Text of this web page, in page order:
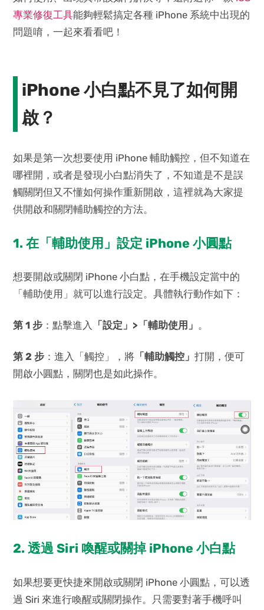
專業修復工具能夠輕鬆搞定各種 iPhone 系統中出現的
問題唷，一起來看看吧！
iPhone 小白點不見了如何開
啟？
如果是第一次想要使用 iPhone 輔助觸控，但不知道在
哪裡開，或者是發現小白點消失了，不知道是不是誤
觸關閉但又不懂如何操作重新開啟，這裡就為大家提
供開啟和關閉輔助觸控的方法。
1. 在「輔助使用」設定 iPhone 小圓點
想要開啟或關閉 iPhone 小白點，在手機設定當中的
「輔助使用」就可以進行設定。具體執行動作如下：
第 1 步 ：點擊進入 「設定」>「輔助使用」 。
第 2 步 ：進入「觸控」，將 「輔助觸控」打開，便可
開啟小圓點，關閉也是如此操作。
2. 透過 Siri 喚醒或關掉 iPhone 小白點
如果想要更快捷來開啟或關閉 iPhone 小圓點，可以透
過 Siri 來進行喚醒或關閉操作。只需要對著手機呼叫